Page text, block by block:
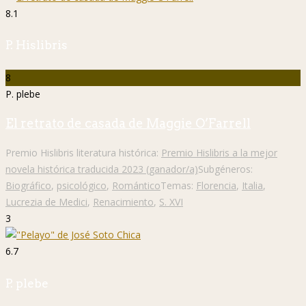
8.1
P. Hislibris
8
P. plebe
El retrato de casada de Maggie O’Farrell
Premio Hislibris literatura histórica: Premio Hislibris a la mejor
novela histórica traducida 2023 (ganador/a)Subgéneros:
Biográfico, psicológico, RománticoTemas: Florencia, Italia,
Lucrezia de Medici, Renacimiento, S. XVI
3
6.7
P. plebe